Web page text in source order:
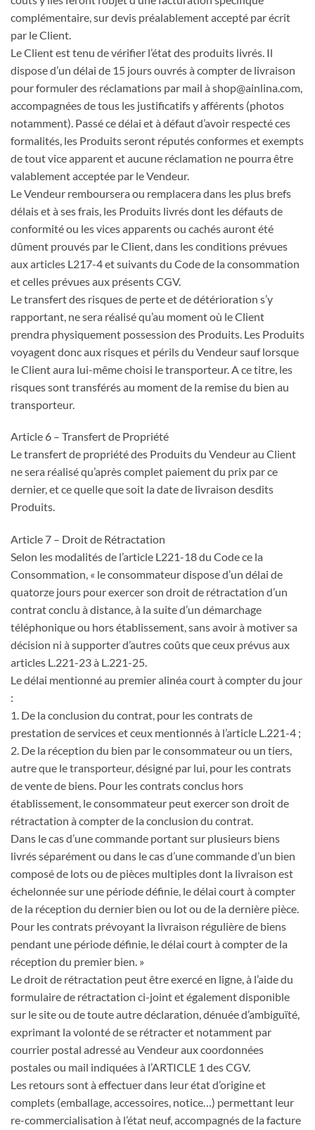
complémentaire, sur devis préalablement accepté par écrit
par le Client.
Le Client est tenu de vérifier l’état des produits livrés. Il
dispose d’un délai de 15 jours ouvrés à compter de livraison
pour formuler des réclamations par mail à shop@ainlina.com,
accompagnées de tous les justificatifs y afférents (photos
notamment). Passé ce délai et à défaut d’avoir respecté ces
formalités, les Produits seront réputés conformes et exempts
de tout vice apparent et aucune réclamation ne pourra être
valablement acceptée par le Vendeur.
Le Vendeur remboursera ou remplacera dans les plus brefs
délais et à ses frais, les Produits livrés dont les défauts de
conformité ou les vices apparents ou cachés auront été
dûment prouvés par le Client, dans les conditions prévues
aux articles L217-4 et suivants du Code de la consommation
et celles prévues aux présents CGV.
Le transfert des risques de perte et de détérioration s’y
rapportant, ne sera réalisé qu’au moment où le Client
prendra physiquement possession des Produits. Les Produits
voyagent donc aux risques et périls du Vendeur sauf lorsque
le Client aura lui-même choisi le transporteur. A ce titre, les
risques sont transférés au moment de la remise du bien au
transporteur.
Article 6 – Transfert de Propriété
Le transfert de propriété des Produits du Vendeur au Client
ne sera réalisé qu’après complet paiement du prix par ce
dernier, et ce quelle que soit la date de livraison desdits
Produits.
Article 7 – Droit de Rétractation
Selon les modalités de l’article L221-18 du Code ce la
Consommation, « le consommateur dispose d’un délai de
quatorze jours pour exercer son droit de rétractation d’un
contrat conclu à distance, à la suite d’un démarchage
téléphonique ou hors établissement, sans avoir à motiver sa
décision ni à supporter d’autres coûts que ceux prévus aux
articles L.221-23 à L.221-25.
Le délai mentionné au premier alinéa court à compter du jour
:
1. De la conclusion du contrat, pour les contrats de
prestation de services et ceux mentionnés à l’article L.221-4 ;
2. De la réception du bien par le consommateur ou un tiers,
autre que le transporteur, désigné par lui, pour les contrats
de vente de biens. Pour les contrats conclus hors
établissement, le consommateur peut exercer son droit de
rétractation à compter de la conclusion du contrat.
Dans le cas d’une commande portant sur plusieurs biens
livrés séparément ou dans le cas d’une commande d’un bien
composé de lots ou de pièces multiples dont la livraison est
échelonnée sur une période définie, le délai court à compter
de la réception du dernier bien ou lot ou de la dernière pièce.
Pour les contrats prévoyant la livraison régulière de biens
pendant une période définie, le délai court à compter de la
réception du premier bien. »
Le droit de rétractation peut être exercé en ligne, à l’aide du
formulaire de rétractation ci-joint et également disponible
sur le site ou de toute autre déclaration, dénuée d’ambiguïté,
exprimant la volonté de se rétracter et notamment par
courrier postal adressé au Vendeur aux coordonnées
postales ou mail indiquées à l’ARTICLE 1 des CGV.
Les retours sont à effectuer dans leur état d’origine et
complets (emballage, accessoires, notice…) permettant leur
re-commercialisation à l’état neuf, accompagnés de la facture